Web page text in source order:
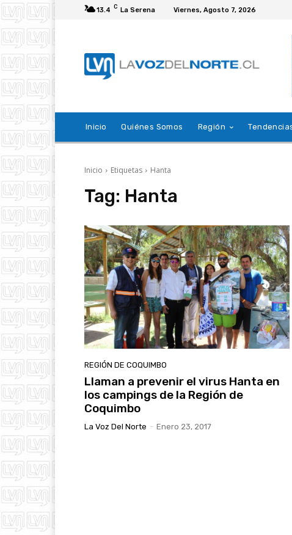
13.4 C La Serena Viernes, Agosto 7, 2026
Inicio Quiénes Somos Región
Inicio Etiquetas Hanta
Tag: Hanta
REGIÓN DE COQUIMBO
Llaman a prevenir el virus Hanta en
los campings de la Región de
Coquimbo
La Voz Del Norte - Enero 23, 2017